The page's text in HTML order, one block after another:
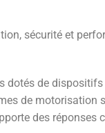
sécurité et
dotés de
de motorisation
des réponses